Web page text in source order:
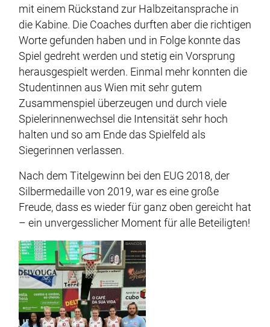
mit einem Rückstand zur Halbzeitansprache in
die Kabine. Die Coaches durften aber die richtigen
Worte gefunden haben und in Folge konnte das
Spiel gedreht werden und stetig ein Vorsprung
herausgespielt werden. Einmal mehr konnten die
Studentinnen aus Wien mit sehr gutem
Zusammenspiel überzeugen und durch viele
Spielerinnenwechsel die Intensität sehr hoch
halten und so am Ende das Spielfeld als
Siegerinnen verlassen.
Nach dem Titelgewinn bei den EUG 2018, der
Silbermedaille von 2019, war es eine große
Freude, dass es wieder für ganz oben gereicht hat
– ein unvergesslicher Moment für alle Beteiligten!